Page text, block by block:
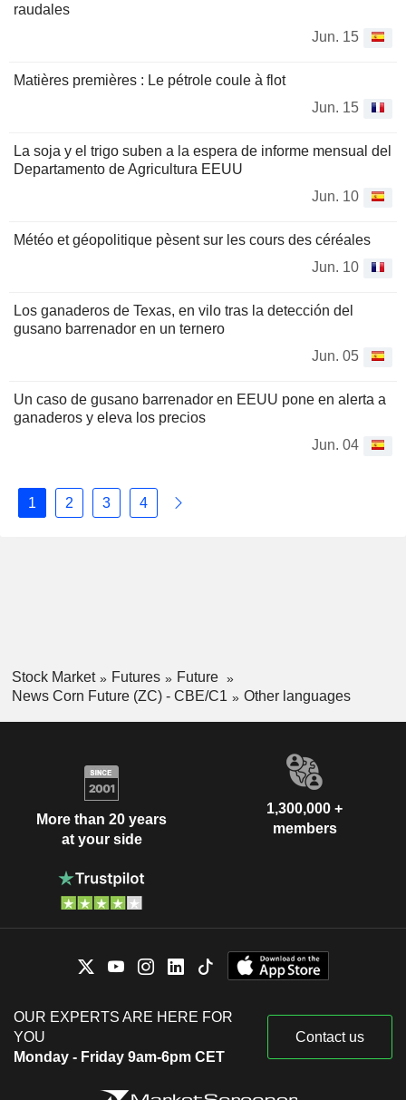
raudales
Jun. 15
Matières premières : Le pétrole coule à flot
Jun. 15
La soja y el trigo suben a la espera de informe mensual del
Departamento de Agricultura EEUU
Jun. 10
Météo et géopolitique pèsent sur les cours des céréales
Jun. 10
Los ganaderos de Texas, en vilo tras la detección del
gusano barrenador en un ternero
Jun. 05
Un caso de gusano barrenador en EEUU pone en alerta a
ganaderos y eleva los precios
Jun. 04
1 2 3 4
Stock Market Futures
Future
News Corn Future (ZC) - CBE/C1
Other languages
More than 20 years
at your side
1,300,000 +
members
OUR EXPERTS ARE HERE FOR
YOU
Monday - Friday 9am-6pm CET
Contact us